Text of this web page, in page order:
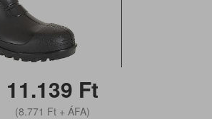
11.139 Ft
(8.771 Ft+ ÁFA)